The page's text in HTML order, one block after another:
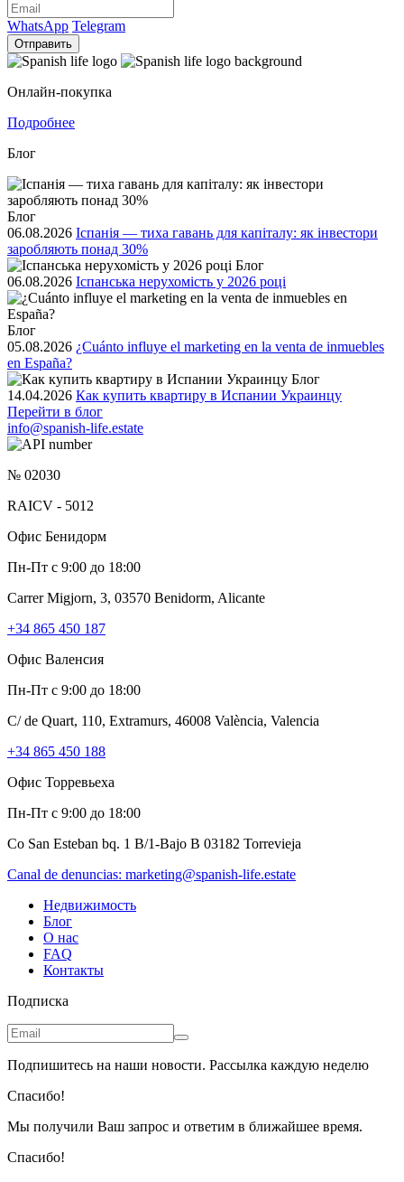
WhatsApp Telegram
Отправить
Онлайн-покупка
Подробнее
Блог
Блог
06.08.2026 Іспанія — тиха гавань для капіталу: як інвестори
заробляють понад 30%
Блог
06.08.2026 Іспанська нерухомість у 2026 році
Блог
05.08.2026 ¿Cuánto influye el marketing en la venta de inmuebles
en España?
Блог
14.04.2026 Как купить квартиру в Испании Украинцу
Перейти в блог
info@spanish-life.estate
№ 02030
RAICV - 5012
Офис Бенидорм
Пн-Пт с 9:00 до 18:00
Carrer Migjorn, 3, 03570 Benidorm, Alicante
+34 865 450 187
Офис Валенсия
Пн-Пт с 9:00 до 18:00
C/ de Quart, 110, Extramurs, 46008 València, Valencia
+34 865 450 188
Офис Торревьеха
Пн-Пт с 9:00 до 18:00
Co San Esteban bq. 1 B/1-Bajo B 03182 Torrevieja
Canal de denuncias: marketing@spanish-life.estate
Недвижимость
Блог
О нас
FAQ
Контакты
Подписка
Подпишитесь на наши новости. Рассылка каждую неделю
Спасибо!
Мы получили Ваш запрос и ответим в ближайшее время.
Спасибо!